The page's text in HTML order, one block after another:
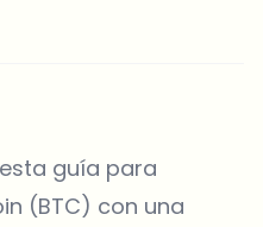
guía para
(BTC) con una